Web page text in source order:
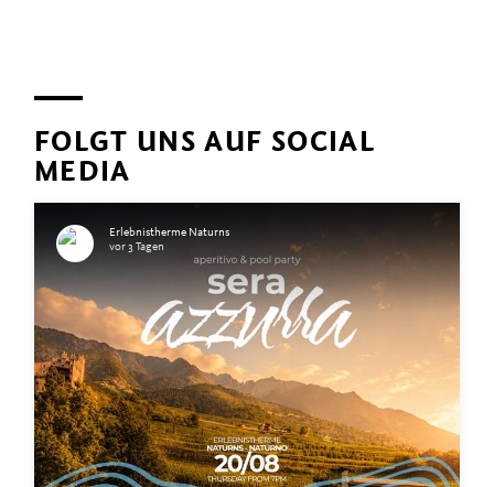
FOLGT UNS AUF SOCIAL
MEDIA
Erlebnistherme Naturns
vor 3 Tagen